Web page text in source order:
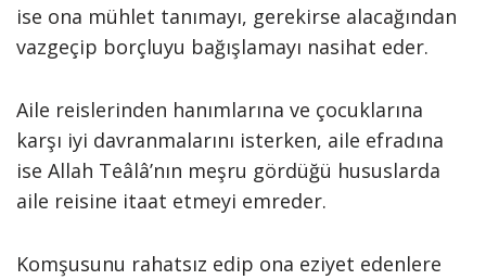
ise ona mühlet tanımayı, gerekirse alacağından
vazgeçip borçluyu bağışlamayı nasihat eder.
Aile reislerinden hanımlarına ve çocuklarına
karşı iyi davranmalarını isterken, aile efradına
ise Allah Teâlâ’nın meşru gördüğü hususlarda
aile reisine itaat etmeyi emreder.
Komşusunu rahatsız edip ona eziyet edenlere